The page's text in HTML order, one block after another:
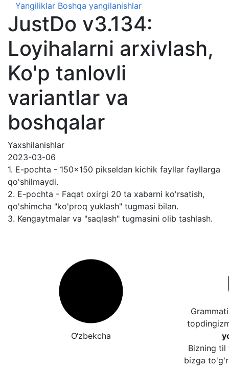
Yangiliklar Boshqa yangilanishlar
JustDo v3.134:
Loyihalarni arxivlash,
Ko'p tanlovli
variantlar va
boshqalar
Yaxshilanishlar
2023-03-06
1. E-pochta - 150x150 pikseldan kichik fayllar fayllarga
qo'shilmaydi.
2. E-pochta - Faqat oxirgi 20 ta xabarni ko'rsatish,
qo'shimcha "ko'proq yuklash" tugmasi bilan.
3. Kengaytmalar va "saqlash" tugmasini olib tashlash.
O‘zbekcha
Bizning til
bizga